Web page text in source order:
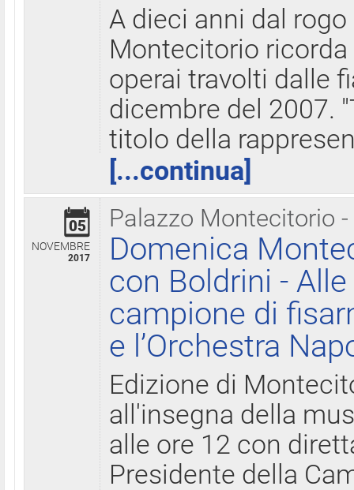
A dieci anni dal
Montecitorio
operai travolti dalle
dicembre del 2007.
titolo della
[...continua]
Palazzo Montecitorio
05
NOVEMBRE
2017
Domenica
con Boldrini -
campione di
e l’Orchestra
Edizione di
all'insegna della
alle ore 12 con
Presidente della